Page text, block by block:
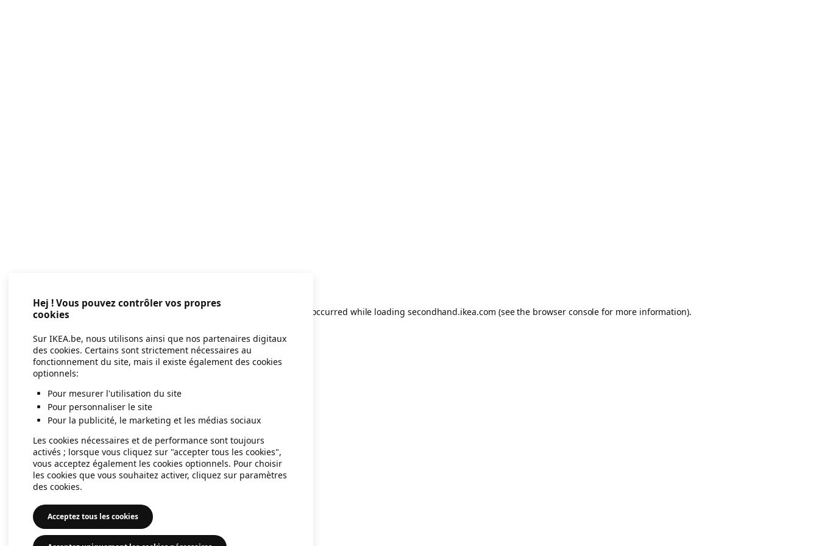
Application error: a client-side exception has occurred while loading secondhand.ikea.com (see the browser console for more information).
Hej ! Vous pouvez contrôler vos propres
cookies
Sur IKEA.be, nous utilisons ainsi que nos partenaires digitaux
des cookies. Certains sont strictement nécessaires au
fonctionnement du site, mais il existe également des cookies
optionnels:
Pour mesurer l'utilisation du site
Pour personnaliser le site
Pour la publicité, le marketing et les médias sociaux
Les cookies nécessaires et de performance sont toujours
activés ; lorsque vous cliquez sur "accepter tous les cookies",
vous acceptez également les cookies optionnels. Pour choisir
les cookies que vous souhaitez activer, cliquez sur paramètres
des cookies.
Acceptez tous les cookies